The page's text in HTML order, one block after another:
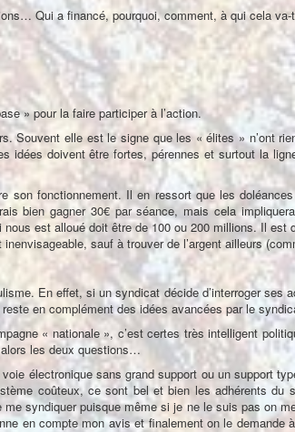
Qui a financé, pourquoi, comment, à qui cela va-
» pour la faire participer à l’action.
elle est le signe que les « élites » n’ont
idées doivent être fortes, pérennes et surtout la
son fonctionnement. Il en ressort que les
bien gagner 30€ par séance, mais cela
est alloué doit être de 100 ou 200 millions. Il est
sauf à trouver de l’argent ailleurs
En effet, si un syndicat décide d’interroger ses
en complément des idées avancées par le
« nationale », c’est certes très intelligent
les deux questions…
électronique sans grand support ou un support
coûteux, ce sont bel et bien les adhérents du
syndiquer puisque même si je ne le suis pas on
en compte mon avis et finalement on le demande